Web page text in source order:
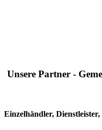
Unsere Partner -
Einzelhändler,